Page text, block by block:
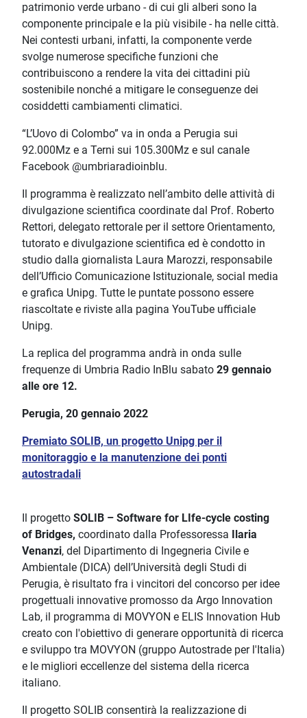
patrimonio verde urbano - di cui gli alberi sono la
componente principale e la più visibile - ha nelle città.
Nei contesti urbani, infatti, la componente verde
svolge numerose specifiche funzioni che
contribuiscono a rendere la vita dei cittadini più
sostenibile nonché a mitigare le conseguenze dei
cosiddetti cambiamenti climatici.
“L’Uovo di Colombo” va in onda a Perugia sui
92.000Mz e a Terni sui 105.300Mz e sul canale
Facebook @umbriaradioinblu.
Il programma è realizzato nell’ambito delle attività di
divulgazione scientifica coordinate dal Prof. Roberto
Rettori, delegato rettorale per il settore Orientamento,
tutorato e divulgazione scientifica ed è condotto in
studio dalla giornalista Laura Marozzi, responsabile
dell’Ufficio Comunicazione Istituzionale, social media
e grafica Unipg. Tutte le puntate possono essere
riascoltate e riviste alla pagina YouTube ufficiale
Unipg.
La replica del programma andrà in onda sulle
frequenze di Umbria Radio InBlu sabato 29 gennaio
alle ore 12.
Perugia, 20 gennaio 2022
Premiato SOLIB, un progetto Unipg per il
monitoraggio e la manutenzione dei ponti
autostradali
Il progetto SOLIB – Software for LIfe-cycle costing
of Bridges, coordinato dalla Professoressa
Ilaria
Venanzi, del Dipartimento di Ingegneria Civile e
Ambientale (DICA) dell’Università degli Studi di
Perugia, è risultato fra i vincitori del concorso per idee
progettuali innovative promosso da Argo Innovation
Lab, il programma di MOVYON e ELIS Innovation Hub
creato con l'obiettivo di generare opportunità di ricerca
e sviluppo tra MOVYON (gruppo Autostrade per l'Italia)
e le migliori eccellenze del sistema della ricerca
italiano.
Il progetto SOLIB consentirà la realizzazione di